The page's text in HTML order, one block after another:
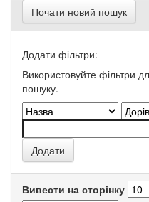
Почати новий пошук
Додати фільтри:
Використовуйте фільтри
пошуку.
Вивести на сторінку